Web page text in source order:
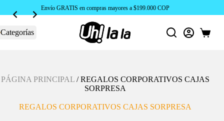
Envío GRATIS en compras mayores a $199.000 COP
Categorías
Carro
PÁGINA PRINCIPAL /REGALOS CORPORATIVOS CAJAS
SORPRESA
REGALOS CORPORATIVOS CAJAS SORPRESA